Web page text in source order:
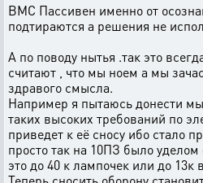
ВМС Пассивен именно от
подтираются а решения не
А по поводу нытья .так это
считают , что мы ноем а мы
здравого смысла.
Например я пытаюсь донести
таких высоких требований по
приведет к её сносу ибо стало
просто так на 10ПЗ было
это до 40 к лампочек или до 13к